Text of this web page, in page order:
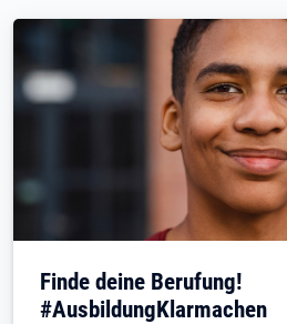
Finde deine Berufung!
#AusbildungKlarmachen